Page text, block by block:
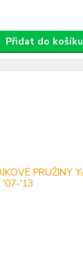
Přidat do košíku